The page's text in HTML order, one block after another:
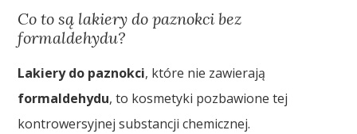
Co to są lakiery do paznokci bez
formaldehydu?
Lakiery do paznokci, które nie zawierają
formaldehydu, to kosmetyki pozbawione tej
kontrowersyjnej substancji chemicznej.